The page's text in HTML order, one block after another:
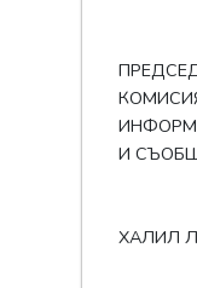
И
ХАЛИЛ